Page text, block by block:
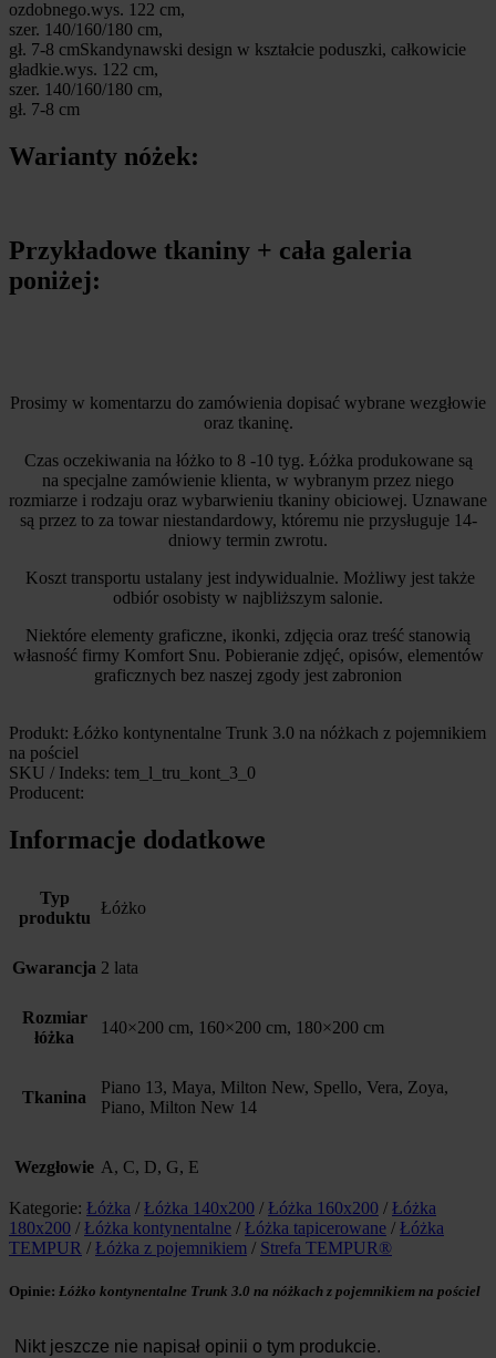
ozdobnego.wys. 122 cm,
szer. 140/160/180 cm,
gł. 7-8 cmSkandynawski design w kształcie poduszki, całkowicie
gładkie.wys. 122 cm,
szer. 140/160/180 cm,
gł. 7-8 cm
Warianty nóżek:
Przykładowe tkaniny + cała galeria
poniżej:
Prosimy w komentarzu do zamówienia dopisać wybrane wezgłowie
oraz tkaninę.
Czas oczekiwania na łóżko to 8 -10 tyg. Łóżka produkowane są
na specjalne zamówienie klienta, w wybranym przez niego
rozmiarze i rodzaju oraz wybarwieniu tkaniny obiciowej. Uznawane
są przez to za towar niestandardowy, któremu nie przysługuje 14-
dniowy termin zwrotu.
Koszt transportu ustalany jest indywidualnie. Możliwy jest także
odbiór osobisty w najbliższym salonie.
Niektóre elementy graficzne, ikonki, zdjęcia oraz treść stanowią
własność firmy Komfort Snu. Pobieranie zdjęć, opisów, elementów
graficznych bez naszej zgody jest zabronion
Produkt: Łóżko kontynentalne Trunk 3.0 na nóżkach z pojemnikiem
na pościel
SKU / Indeks: tem_l_tru_kont_3_0
Producent:
Informacje dodatkowe
Typ
produktu
Łóżko
Gwarancja 2 lata
Rozmiar
łóżka
140×200 cm, 160×200 cm, 180×200 cm
Tkanina
Piano 13, Maya, Milton New, Spello, Vera, Zoya,
Piano, Milton New 14
Wezgłowie A, C, D, G, E
Kategorie: Łóżka / Łóżka 140x200 / Łóżka 160x200 / Łóżka
180x200 / Łóżka kontynentalne / Łóżka tapicerowane / Łóżka
TEMPUR / Łóżka z pojemnikiem / Strefa TEMPUR®
Opinie: Łóżko kontynentalne Trunk 3.0 na nóżkach z pojemnikiem na pościel
Nikt jeszcze nie napisał opinii o tym produkcie.